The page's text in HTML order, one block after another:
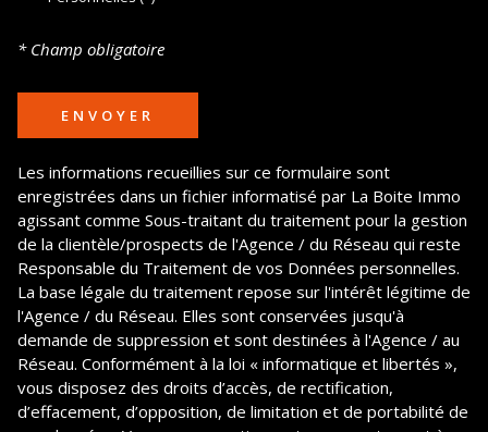
* Champ obligatoire
ENVOYER
Les informations recueillies sur ce formulaire sont
enregistrées dans un fichier informatisé par La Boite Immo
agissant comme Sous-traitant du traitement pour la gestion
de la clientèle/prospects de l'Agence / du Réseau qui reste
Responsable du Traitement de vos Données personnelles.
La base légale du traitement repose sur l'intérêt légitime de
l'Agence / du Réseau. Elles sont conservées jusqu'à
demande de suppression et sont destinées à l'Agence / au
Réseau. Conformément à la loi « informatique et libertés »,
vous disposez des droits d’accès, de rectification,
d’effacement, d’opposition, de limitation et de portabilité de